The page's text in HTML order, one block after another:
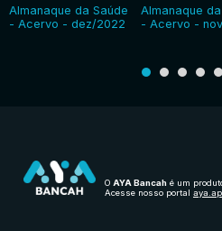
Almanaque da Saúde
- Acervo - dez/2022
Almanaque
- Acervo -
O AYA Bancah é um
Acesse nosso portal